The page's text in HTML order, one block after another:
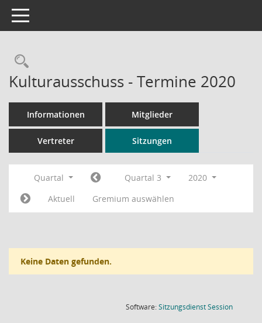
Toggle navigation
Rechercheauswahl
Kulturausschuss - Termine 2020
Informationen Mitglieder
Vertreter Sitzungen
Quartal Quartal 3
2020
Aktuell
Gremium auswählen
Keine Daten gefunden.
Software:SitzungsdienstSession(Wird in